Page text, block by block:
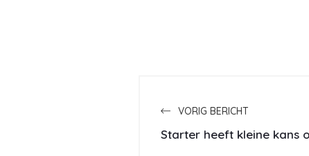
VORIG BERICHT
Starter heeft kleine kans